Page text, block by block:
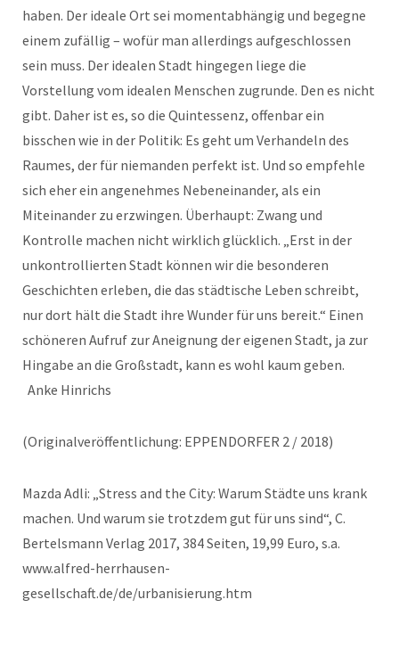
haben. Der ideale Ort sei momentabhängig und begegne
einem zufällig – wofür man allerdings aufgeschlossen
sein muss. Der idealen Stadt hingegen liege die
Vorstellung vom idealen Menschen zugrunde. Den es nicht
gibt. Daher ist es, so die Quintessenz, offenbar ein
bisschen wie in der Politik: Es geht um Verhandeln des
Raumes, der für niemanden perfekt ist. Und so empfehle
sich eher ein angenehmes Nebeneinander, als ein
Miteinander zu erzwingen. Überhaupt: Zwang und
Kontrolle machen nicht wirklich glücklich. „Erst in der
unkontrollierten Stadt können wir die besonderen
Geschichten erleben, die das städtische Leben schreibt,
nur dort hält die Stadt ihre Wunder für uns bereit.“ Einen
schöneren Aufruf zur Aneignung der eigenen Stadt, ja zur
Hingabe an die Großstadt, kann es wohl kaum geben.
Anke Hinrichs
(Originalveröffentlichung: EPPENDORFER 2 / 2018)
Mazda Adli: „Stress and the City: Warum Städte uns krank
machen. Und warum sie trotzdem gut für uns sind“, C.
Bertelsmann Verlag 2017, 384 Seiten, 19,99 Euro, s.a.
www.alfred-herrhausen-
gesellschaft.de/de/urbanisierung.htm